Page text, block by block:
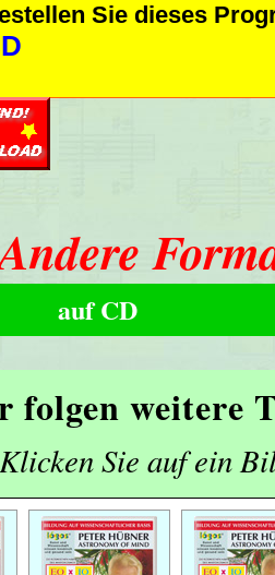
Sie dieses
auf CD
folgen weitere
Sie auf ein